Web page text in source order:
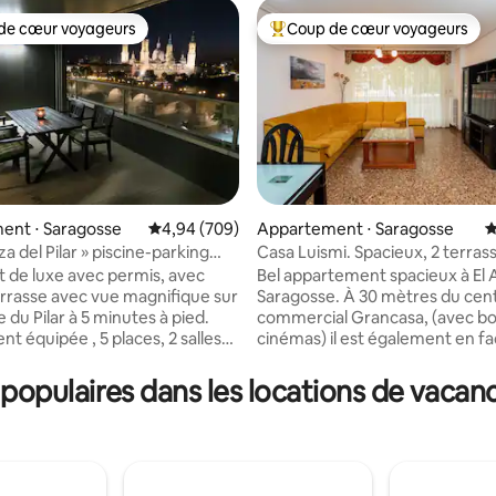
base de 107 commentaires : 4,97 sur 5
cœur voyageurs les plus appréciés
cœur voyageurs
⋅ Saragosse Évaluation moyenne sur la base de 709
4,94 (709)
del Pilar » piscine-parking
de luxe avec permis, avec
avec vue magnifique sur
du Pilar à 5 minutes à pied.
, 5 places, 2 salles
et piscine d'été. À côté, il y
Coups de cœur voyageurs les
Coup de cœur voyageurs
Appartement ⋅ Saragosse
Casa Luismi. Spacieux, 2
Garage
Bel appartement spacieux à El
Saragosse. À 30 mètres du
commercial Grancasa, (avec
cinémas) il est également en
bars et de restaurants très
satisfait tous les goûts),
dans les locations de